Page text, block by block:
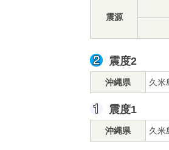
震源
震度2
沖縄県 久米
震度1
沖縄県 久米